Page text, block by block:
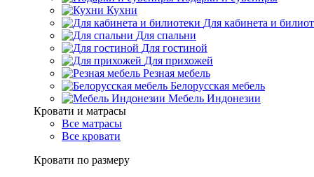
Кухни
Для кабинета и
Для спальни
Для гостиной
Для прихожей
Резная мебель
Белорусская мебель
Мебель Индонезии
Кровати и матрасы
Все матрасы
Все кровати
Кровати по размеру